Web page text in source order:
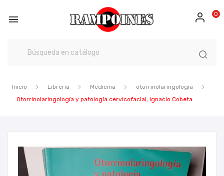
 0
Inicio Librería Medicina
otorrinolaringología
Otorrinolaringología y patología cervicofacial, Ignacio Cobeta